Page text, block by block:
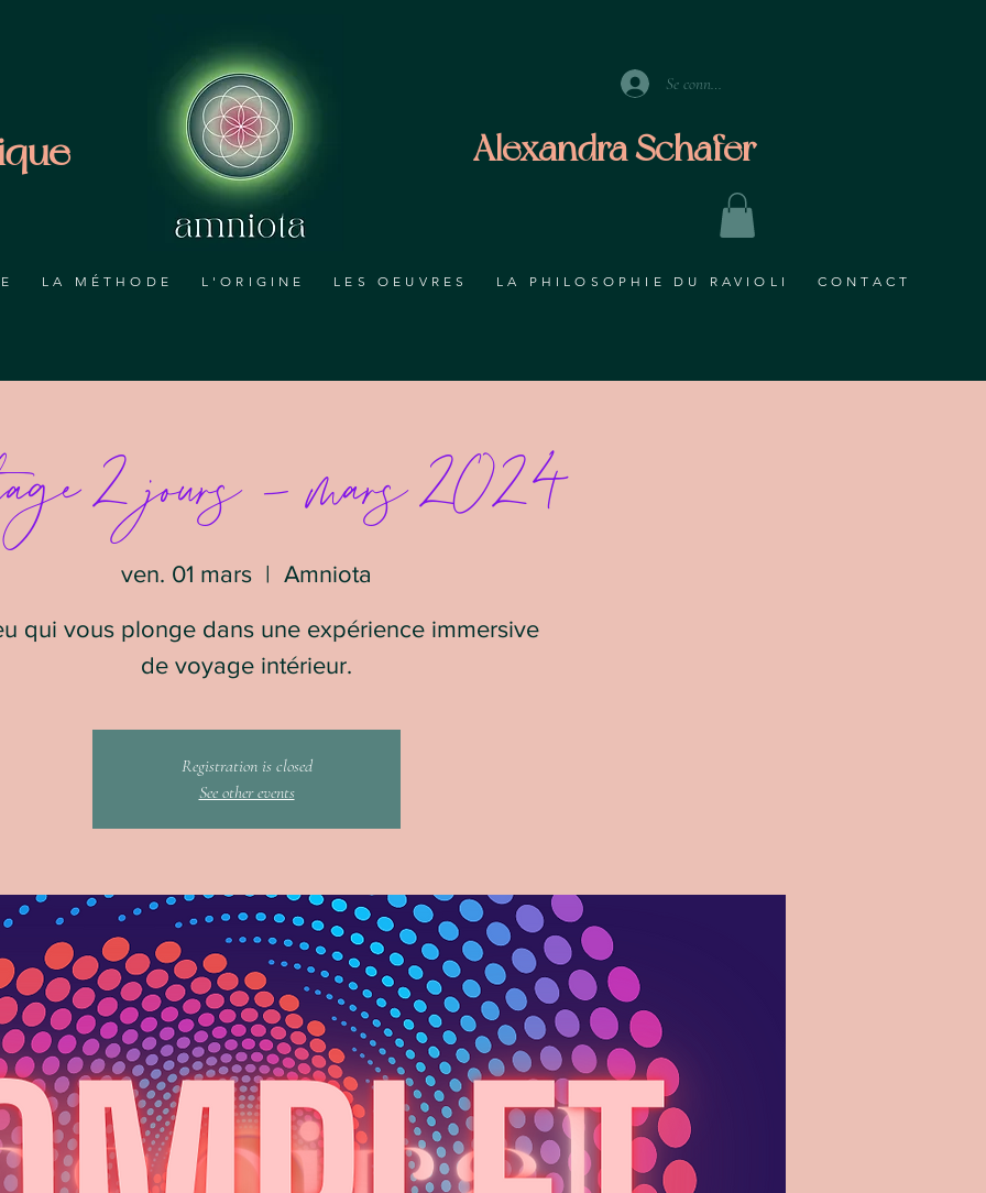
Alexandra Schafer
Se connecter
LA MÉTHODE L'ORIGINE LES OEUVRES LA PHILOSOPHIE DU RAVIOLI CONTACT
2 jours - mars 2024
ven. 01 mars
  |
Amniota
qui vous plonge dans une expérience immersive
de voyage intérieur.
Registration is closed
See other events